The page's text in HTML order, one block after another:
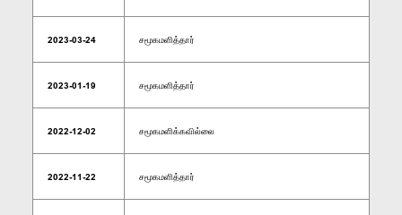
2023-03-24 சமூகமளித்தார்
2023-01-19 சமூகமளித்தார்
2022-12-02 சமூகமளிக்கவில்லை
2022-11-22 சமூகமளித்தார்